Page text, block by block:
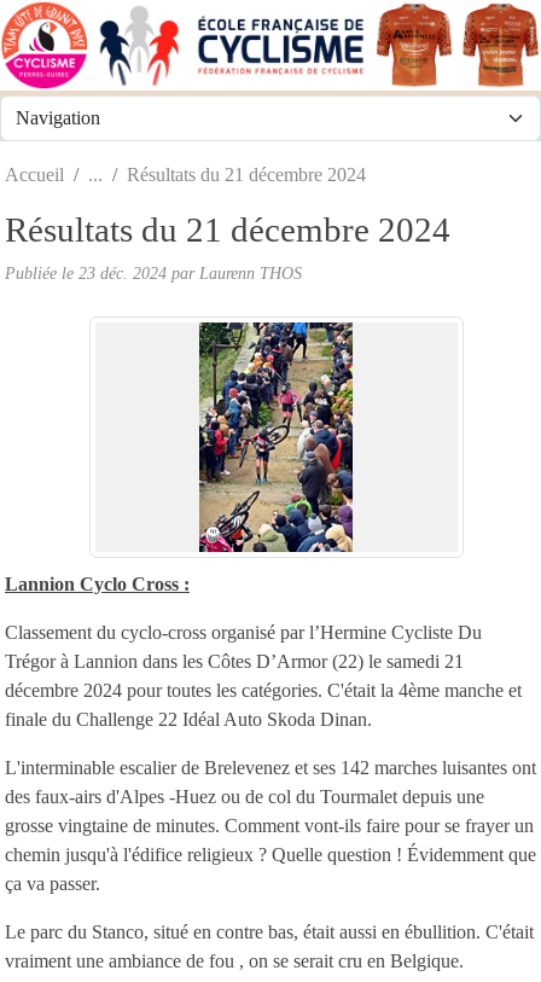
Accueil Résultats du 21 décembre 2024
Résultats du 21 décembre 2024
Publiée le 23 déc. 2024 par Laurenn THOS
Lannion Cyclo Cross :
Classement du cyclo-cross organisé par l’Hermine Cycliste Du
Trégor à Lannion dans les Côtes D’Armor (22) le samedi 21
décembre 2024 pour toutes les catégories. C'était la 4ème manche et
finale du Challenge 22 Idéal Auto Skoda Dinan.
L'interminable escalier de Brelevenez et ses 142 marches luisantes ont
des faux-airs d'Alpes -Huez ou de col du Tourmalet depuis une
grosse vingtaine de minutes. Comment vont-ils faire pour se frayer un
chemin jusqu'à l'édifice religieux ? Quelle question ! Évidemment que
ça va passer.
Le parc du Stanco, situé en contre bas, était aussi en ébullition. C'était
vraiment une ambiance de fou , on se serait cru en Belgique.
Panneau de gestion des cookies